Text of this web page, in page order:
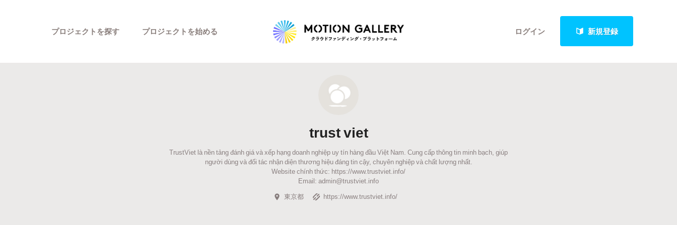
ログイン 新規登録
プロジェクトを探す
新着プロジェクト
Feature
カテゴリーから探す タグから探す キュレーターから探す 特集から探す 最新進捗報告から探す
Legendary
プロジェクトを始める
trust viet
TrustViet là nền tảng đánh giá và xếp hạng doanh nghiệp uy tín hàng đầu Việt Nam. Cung cấp thông tin minh bạch, giúp
người dùng và đối tác nhận diện thương hiệu đáng tin cậy, chuyên nghiệp và chất lượng nhất.
Website chính thức: https://www.trustviet.info/
Email: admin@trustviet.info
東京都
https://www.trustviet.info/